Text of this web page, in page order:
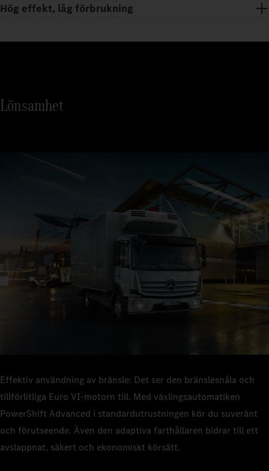
Med sina robusta och beprövade komponenter erbjuder Atego
teknik som du kan lita på – oavsett om du kör i trånga passager,
på bakgårdar eller i stadstrafik med stop‑and‑go.
Hög effekt, låg förbrukning
Med Atego kan du öka fordonsutnyttjandet och hålla dig ute på
vägarna längre. Bränsleförbrukningen är låg – och det är även
de totala kostnaderna.
Lönsamhet
Effektiv användning av bränsle: Det ser den bränslesnåla och
tillförlitliga Euro VI‑motorn till. Med växlingsautomatiken
PowerShift Advanced i standardutrustningen kör du suveränt
och förutseende. Även den adaptiva farthållaren bidrar till ett
avslappnat, säkert och ekonomiskt körsätt.